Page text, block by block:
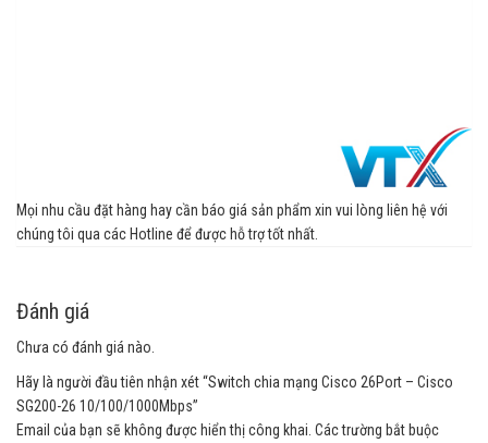
Mọi nhu cầu đặt hàng hay cần báo giá sản phẩm xin vui lòng liên hệ với
chúng tôi qua các Hotline để được hỗ trợ tốt nhất.
Đánh giá
Chưa có đánh giá nào.
Hãy là người đầu tiên nhận xét “Switch chia mạng Cisco 26Port – Cisco
SG200-26 10/100/1000Mbps”
Email của bạn sẽ không được hiển thị công khai. Các trường bắt buộc